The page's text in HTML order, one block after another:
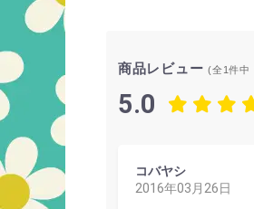
商品レビュー(全1件中
5.0
コバヤシ
2016年03月26日